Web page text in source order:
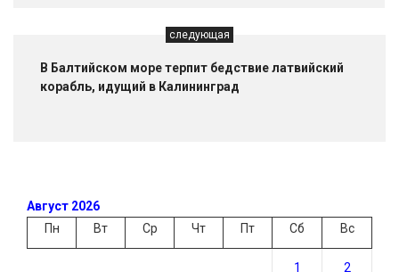
следующая
В Балтийском море терпит бедствие латвийский
корабль, идущий в Калининград
Август 2026
Пн
Вт Ср Чт Пт Сб Вс
1 2